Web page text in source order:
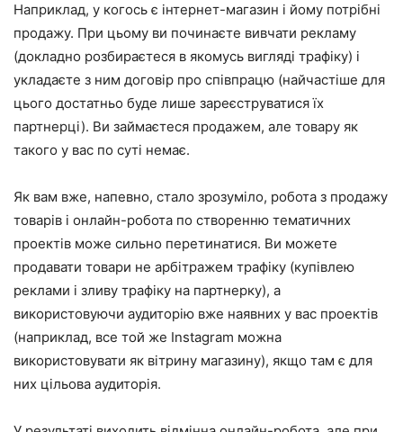
Наприклад, у когось є інтернет-магазин і йому потрібні
продажу. При цьому ви починаєте вивчати рекламу
(докладно розбираєтеся в якомусь вигляді трафіку) і
укладаєте з ним договір про співпрацю (найчастіше для
цього достатньо буде лише зареєструватися їх
партнерці). Ви займаєтеся продажем, але товару як
такого у вас по суті немає.
Як вам вже, напевно, стало зрозуміло, робота з продажу
товарів і онлайн-робота по створенню тематичних
проектів може сильно перетинатися. Ви можете
продавати товари не арбітражем трафіку (купівлею
реклами і зливу трафіку на партнерку), а
використовуючи аудиторію вже наявних у вас проектів
(наприклад, все той же Instagram можна
використовувати як вітрину магазину), якщо там є для
них цільова аудиторія.